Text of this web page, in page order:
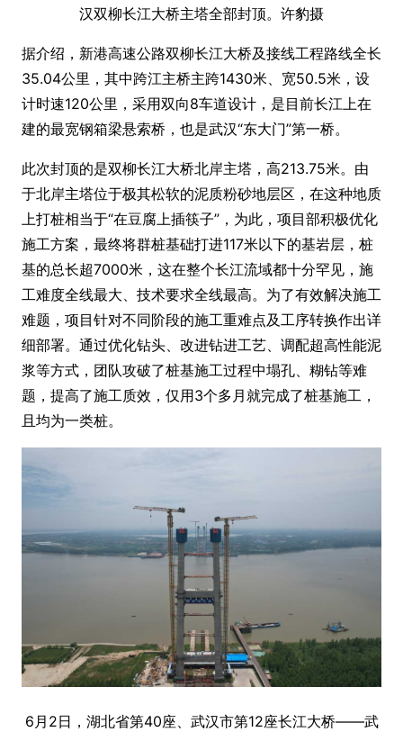
汉双柳长江大桥主塔全部封顶。许豹摄
据介绍，新港高速公路双柳长江大桥及接线工程路线全长
35.04公里，其中跨江主桥主跨1430米、宽50.5米，设
计时速120公里，采用双向8车道设计，是目前长江上在
建的最宽钢箱梁悬索桥，也是武汉“东大门”第一桥。
此次封顶的是双柳长江大桥北岸主塔，高213.75米。由
于北岸主塔位于极其松软的泥质粉砂地层区，在这种地质
上打桩相当于“在豆腐上插筷子”，为此，项目部积极优化
施工方案，最终将群桩基础打进117米以下的基岩层，桩
基的总长超7000米，这在整个长江流域都十分罕见，施
工难度全线最大、技术要求全线最高。为了有效解决施工
难题，项目针对不同阶段的施工重难点及工序转换作出详
细部署。通过优化钻头、改进钻进工艺、调配超高性能泥
浆等方式，团队攻破了桩基施工过程中塌孔、糊钻等难
题，提高了施工质效，仅用3个多月就完成了桩基施工，
且均为一类桩。
6月2日，湖北省第40座、武汉市第12座长江大桥——武